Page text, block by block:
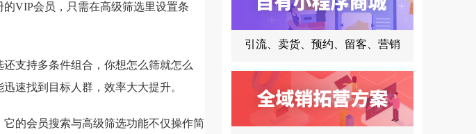
VIP会员，只需在高级筛选里设置条
支持多条件组合，你想怎么筛就怎么
速找到目标人群，效率大大提升。
的会员搜索与高级筛选功能不仅操作简
引流、卖货、预约、留客、营销